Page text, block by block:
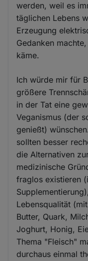
werden, weil es
täglichen Lebens
Erzeugung
Gedanken
käme.
Ich würde mir für
größere
in der Tat eine
Veganismus (der
genießt)
sollten besser
die Alternativen
medizinische
fraglos existieren
Lebensqualität
Butter, Quark,
Joghurt, Honig,
Thema "Fleisch"
durchaus einmal